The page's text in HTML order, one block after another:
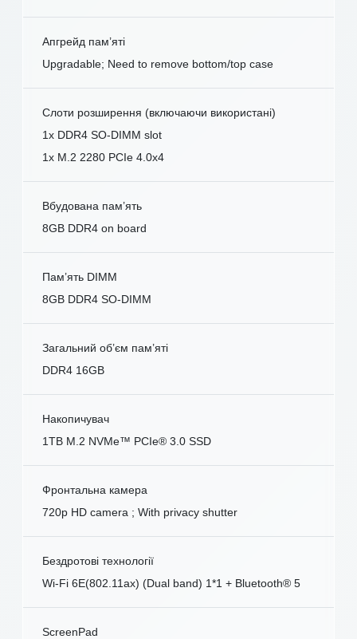
Апгрейд пам’яті
Upgradable; Need to remove bottom/top case
Слоти розширення (включаючи використані)
1x DDR4 SO-DIMM slot
1x M.2 2280 PCIe 4.0x4
Вбудована пам’ять
8GB DDR4 on board
Пам’ять DIMM
8GB DDR4 SO-DIMM
Загальний об’єм пам’яті
DDR4 16GB
Накопичувач
1TB M.2 NVMe™ PCIe® 3.0 SSD
Фронтальна камера
720p HD camera ; With privacy shutter
Бездротові технології
Wi-Fi 6E(802.11ax) (Dual band) 1*1 + Bluetooth® 5
ScreenPad